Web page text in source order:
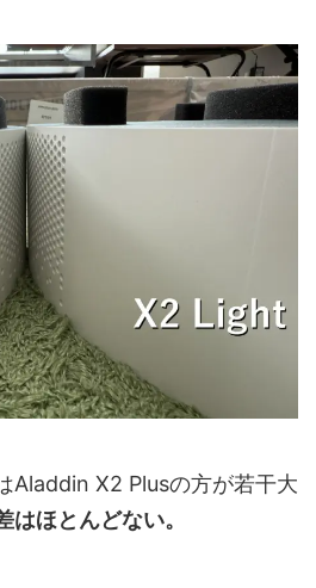
Aladdin X2 Plusの方が若干大
はほとんどない。